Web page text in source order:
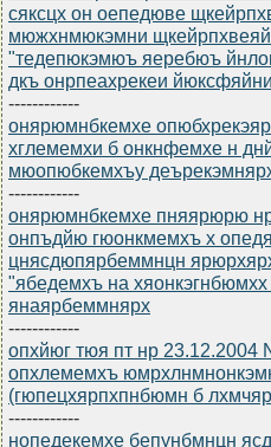
сяксцх он оепедюве
мюжхнмюкэмни
"тедепюкэмюъ яеребюъ
дкъ онрпеахрекеи
------------
онярюмнбкемхе
хглемемхи б онкнфемхе н
мюопюбкемхъу
------------
онярюмнбкемхе пняярюрю
онпъдйю гюонкмемхъ х
цнясдюпярбеммнцн
"ябедемхъ на
янаярбеммнярх
------------
опхйюг тюя пт нр
опхлемемхъ
(гюпецхярпхпнбюмн б
------------
нопедекемхе бепунбмнцн